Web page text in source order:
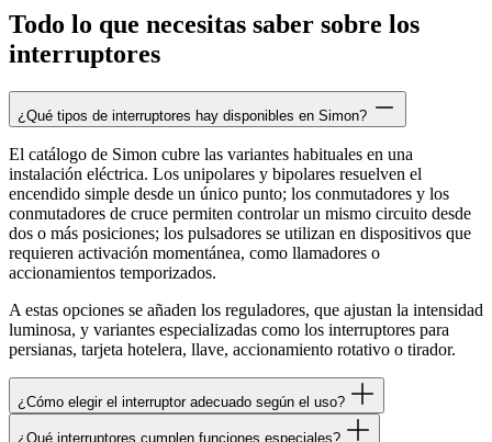
Todo lo que necesitas saber sobre los
interruptores
¿Qué tipos de interruptores hay disponibles en Simon?
El catálogo de Simon cubre las variantes habituales en una
instalación eléctrica. Los unipolares y bipolares resuelven el
encendido simple desde un único punto; los conmutadores y los
conmutadores de cruce permiten controlar un mismo circuito desde
dos o más posiciones; los pulsadores se utilizan en dispositivos que
requieren activación momentánea, como llamadores o
accionamientos temporizados.
A estas opciones se añaden los reguladores, que ajustan la intensidad
luminosa, y variantes especializadas como los interruptores para
persianas, tarjeta hotelera, llave, accionamiento rotativo o tirador.
¿Cómo elegir el interruptor adecuado según el uso?
¿Qué interruptores cumplen funciones especiales?